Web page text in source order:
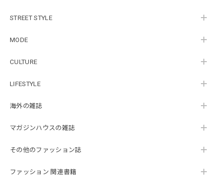
STREET STYLE
MODE
CULTURE
LIFESTYLE
海外の雑誌
マガジンハウスの雑誌
その他のファッション誌
ファッション 関連書籍